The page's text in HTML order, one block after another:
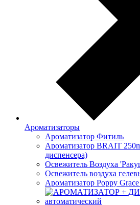
Ароматизаторы
Ароматизатор Фитиль
Ароматизатор BRAIT
диспенсера)
Освежитель Воздуха
Освежитель воздуха
Ароматизатор Poppy